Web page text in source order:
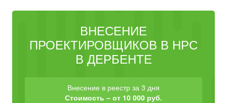
ВНЕСЕНИЕ
ПРОЕКТИРОВЩИКОВ В НРС
В ДЕРБЕНТЕ
Внесение в реестр за 3 дня
Стоимость – от 10 000 руб.